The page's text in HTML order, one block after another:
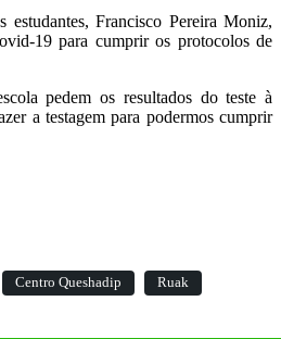
estudantes, Francisco Pereira Moniz,
19 para cumprir os protocolos de
pedem os resultados do teste à
a testagem para podermos cumprir
Centro Queshadip Ruak